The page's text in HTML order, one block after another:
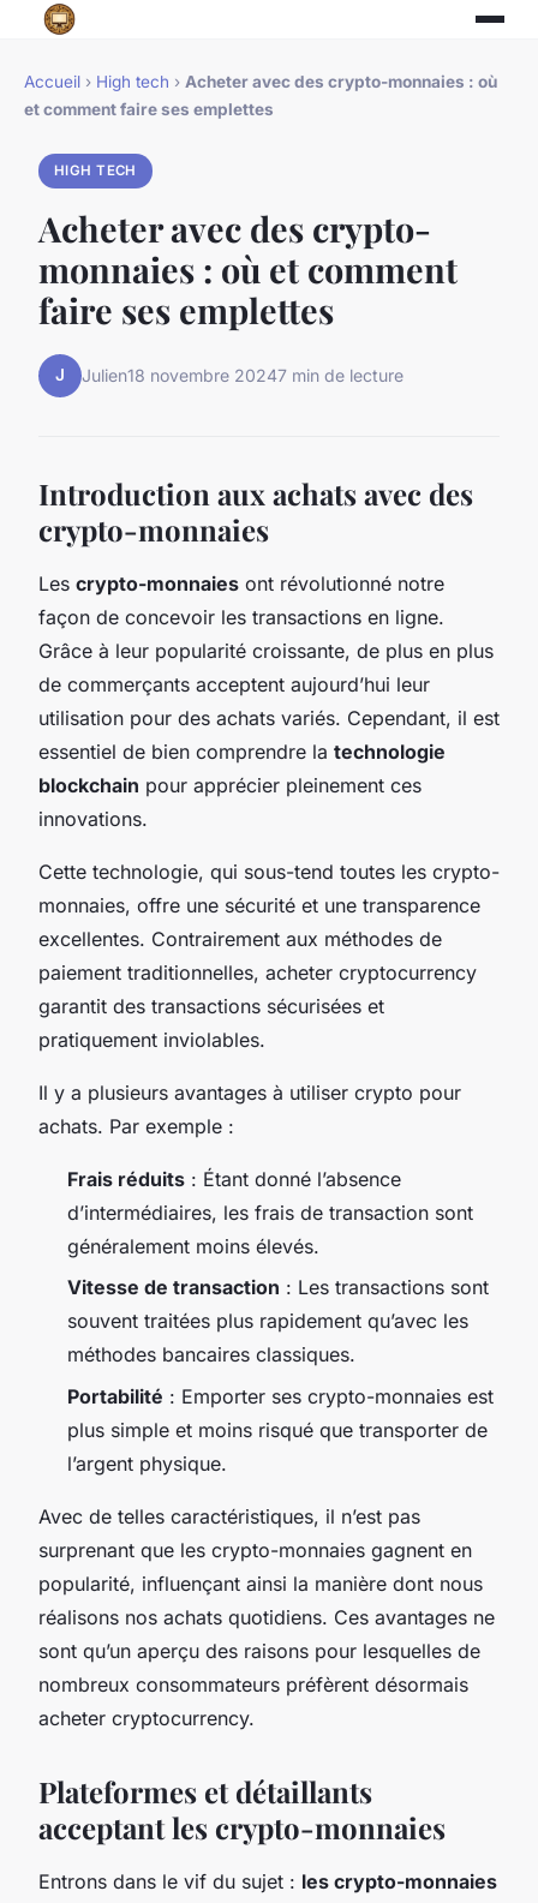
Accueil › High tech › Acheter avec des crypto-monnaies : où
et comment faire ses emplettes
HIGH TECH
Acheter avec des crypto-
monnaies : où et comment
faire ses emplettes
J Julien18 novembre 20247 min de lecture
Introduction aux achats avec des
crypto-monnaies
Les crypto-monnaies ont révolutionné notre
façon de concevoir les transactions en ligne.
Grâce à leur popularité croissante, de plus en plus
de commerçants acceptent aujourd’hui leur
utilisation pour des achats variés. Cependant, il est
essentiel de bien comprendre la technologie
blockchain pour apprécier pleinement ces
innovations.
Cette technologie, qui sous-tend toutes les crypto-
monnaies, offre une sécurité et une transparence
excellentes. Contrairement aux méthodes de
paiement traditionnelles, acheter cryptocurrency
garantit des transactions sécurisées et
pratiquement inviolables.
Il y a plusieurs avantages à utiliser crypto pour
achats. Par exemple :
Frais réduits : Étant donné l’absence
d’intermédiaires, les frais de transaction sont
généralement moins élevés.
Vitesse de transaction : Les transactions sont
souvent traitées plus rapidement qu’avec les
méthodes bancaires classiques.
Portabilité : Emporter ses crypto-monnaies est
plus simple et moins risqué que transporter de
l’argent physique.
Avec de telles caractéristiques, il n’est pas
surprenant que les crypto-monnaies gagnent en
popularité, influençant ainsi la manière dont nous
réalisons nos achats quotidiens. Ces avantages ne
sont qu’un aperçu des raisons pour lesquelles de
nombreux consommateurs préfèrent désormais
acheter cryptocurrency.
Plateformes et détaillants
acceptant les crypto-monnaies
Entrons dans le vif du sujet : les crypto-monnaies